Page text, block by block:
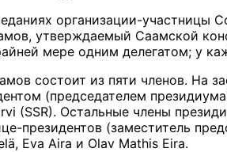
организации-
утверждаемый Саамской
мере одним делегатом; у
состоит из пяти членов. На
(председателем
(SSR). Остальные члены
президентов (заместитель
Eva Aira и Olav Mathis Eira.